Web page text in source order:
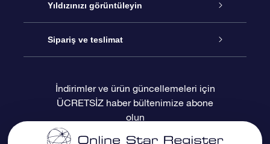
İletişim
Blogu
Değerlendirmeler
Çevrimiçi Yıldız Hediyesi
OSR Hediye Paketi
OSR Hediye Kartı
Kurumsal hediyeler
Yıldızınızı görüntüleyin
Star Register
Kişiselleştirilmiş Yıldız Sayfası
Bir Milyon Yıldız
Sipariş ve teslimat
Ödeme bilgileri
Sevkiyat bilgileri
İndirimler ve ürün güncellemeleri için
ÜCRETSİZ haber bültenimize abone
olun